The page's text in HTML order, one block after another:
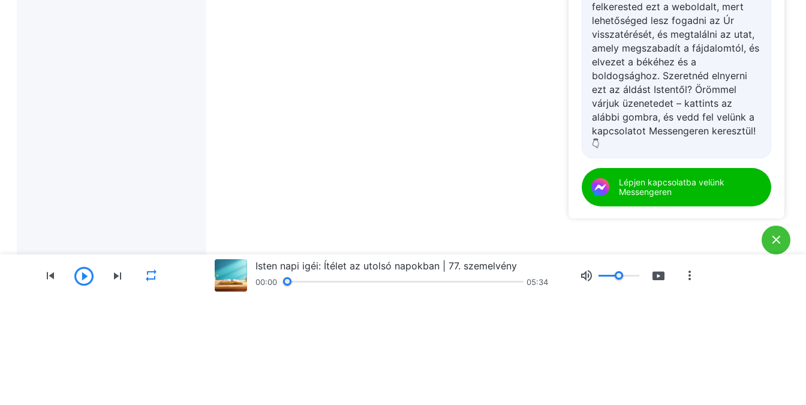
felkerested ezt a weboldalt, mert
lehetőséged lesz fogadni az Úr
visszatérését, és megtalálni az utat,
amely megszabadít a fájdalomtól, és
elvezet a békéhez és a
boldogsághoz. Szeretnéd elnyerni
ezt az áldást Istentől? Örömmel
várjuk üzenetedet – kattints az
alábbi gombra, és vedd fel velünk a
kapcsolatot Messengeren keresztül!
👇
Lépjen kapcsolatba velünk
Messengeren
Isten napi igéi: Ítélet az utolsó napokban | 77. szemelvény
00:00 05:34